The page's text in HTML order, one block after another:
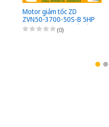
Motor giảm tốc ZD
ZVN50-3700-50S-B 5HP
(3,7kW) - 1/50 - kiểu lắp
Mặt bích 3 Pha
(0)